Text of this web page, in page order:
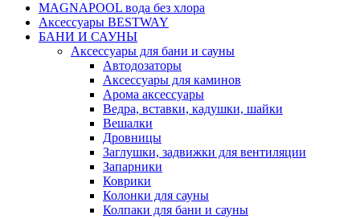
MAGNAPOOL вода без хлора
Аксессуары BESTWAY
БАНИ И САУНЫ
Аксессуары для бани и сауны
Автодозаторы
Аксессуары для каминов
Арома аксессуары
Ведра, вставки, кадушки, шайки
Вешалки
Дровницы
Заглушки, задвижки для вентиляции
Запарники
Коврики
Колонки для сауны
Колпаки для бани и сауны